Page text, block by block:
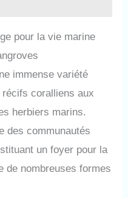
pour la vie marine
immense variété
récifs coralliens aux
herbiers marins.
des communautés
un foyer pour la
de nombreuses formes